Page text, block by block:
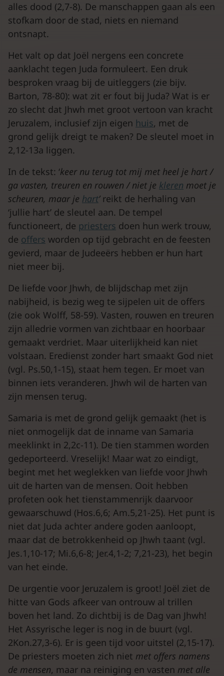
alles dood (2,7-8). De manschappen gaan als een
stofkam door de stad, niets en niemand
ontsnapt.
Het valt op dat Joël nergens een concrete
aanklacht tegen Juda formuleert. Een druk
besproken vraag bij de uitleggers (zie bijv.
Barton, 78-80): wat zit er fout bij Juda? Wat is er
zo slecht dat Jhwh met groot vertoon van kracht
Jeruzalem, inclusief zijn eigen huis, met de
grond gelijk dreigt te maken? De sleutel moet in
2,12-13a liggen.
In de tekst: ‘keer nu terug tot mij met heel je hart /
ga vasten, treuren en rouwen / niet je kleren moet je
scheuren, maar je hart’reikt de herhaling van
‘jullie hart’ de sleutel aan. De tempel
functioneert, de priesters doen hun werk trouw,
de offers worden op tijd gebracht en de feesten
gevierd, maar de Judeeërs hebben er hun hart
niet meer bij.
De liefde voor Jhwh, de blijdschap met zijn
nabijheid, is bezig weg te sijpelen uit de offers
(zie ook Wolff, 58-59). Vasten, rouwen en treuren
zijn alledrie vormen van zichtbaar en hoorbaar
gemaakt verdriet. Maar uiterlijkheid kan niet
volstaan. Eredienst zonder hart smaakt God niet
(vgl. Ps.50,1-15), staat hem tegen. Er moet van
binnen iets veranderen. Jhwh wil de harten van
zijn mensen terug.
Samaria is met de grond gelijk gemaakt (het is
niet onmogelijk dat de inname van Samaria
meeklinkt in 2,2c-11). De tien stammen worden
gedeporteerd. Vreselijk! Maar wat zo eindigt,
begint met het weglekken van liefde voor Jhwh
uit de harten van de mensen. Ooit hebben
profeten ook het tienstammenrijk daarvoor
gewaarschuwd (Hos.6,6; Am.5,21-25). Het punt is
niet dat Juda achter andere goden aanloopt,
maar dat de betrokkenheid op Jhwh taant (vgl.
Jes.1,10-17; Mi.6,6-8; Jer.4,1-2; 7,21-23), het begin
van het einde.
De urgentie voor Jeruzalem is groot! Joël ziet de
hitte van Gods afkeer van ontrouw al trillen
boven het land. Zo dichtbij is de Dag van Jhwh!
Het Assyrische leger is nog in de buurt (vgl.
2Kon.27,3-6). Er is geen tijd voor uitstel (2,15-17).
De priesters moeten zich niet met offers namens
de mensen, maar na reiniging en vasten met alle